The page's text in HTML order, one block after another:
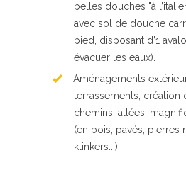
belles douches "à
avec sol de douche
pied, disposant d’1
évacuer les eaux).
Aménagements
terrassements, création
chemins, allées,
(en bois, pavés, pierres
klinkers...)